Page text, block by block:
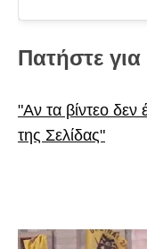
Πατήστε για
"Αν τα βίντεο
της Σελίδας"